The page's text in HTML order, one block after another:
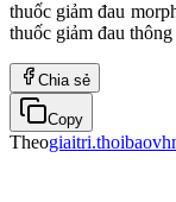
thuốc giảm đau
thuốc giảm đau
Chia sẻ
Copy
Theo